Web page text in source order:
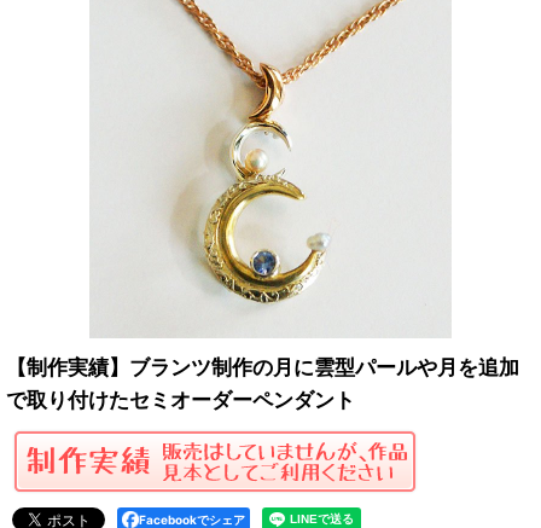
【制作実績】ブランツ制作の月に雲型パールや月を追加
で取り付けたセミオーダーペンダント
Facebookでシェア